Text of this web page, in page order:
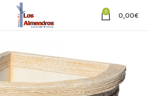
0 0,00€